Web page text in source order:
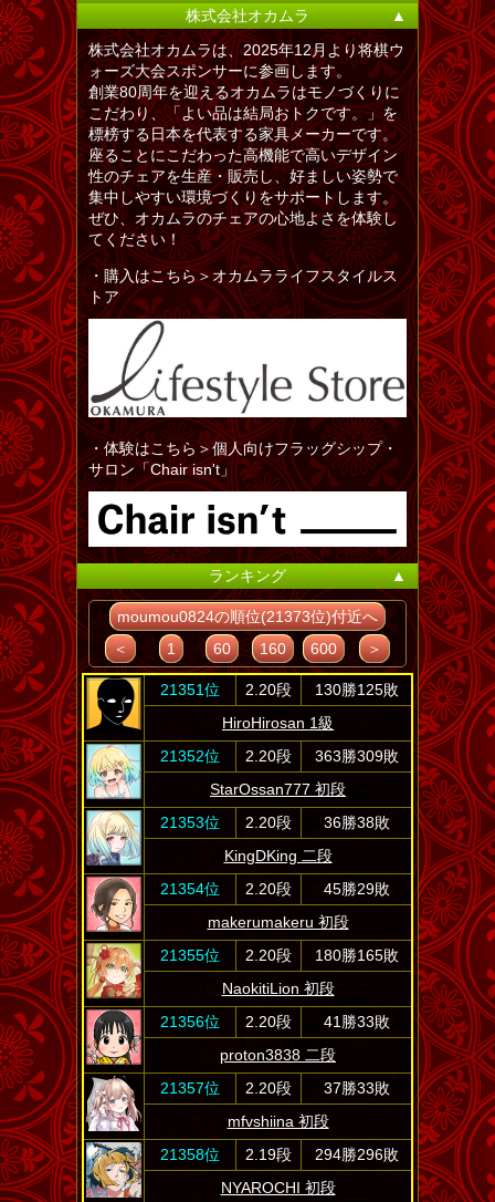
株式会社オカムラ
▲
株式会社オカムラは、2025年12月より将棋ウ
ォーズ大会スポンサーに参画します。
創業80周年を迎えるオカムラはモノづくりに
こだわり、「よい品は結局おトクです。」を
標榜する日本を代表する家具メーカーです。
座ることにこだわった高機能で高いデザイン
性のチェアを生産・販売し、好ましい姿勢で
集中しやすい環境づくりをサポートします。
ぜひ、オカムラのチェアの心地よさを体験し
てください！
・購入はこちら＞オカムラライフスタイルス
トア
・体験はこちら＞個人向けフラッグシップ・
サロン「Chair isn't」
ランキング ▲
moumou0824の順位(21373位)付近へ
＜
1 60 160 600 ＞
21351位 2.20段
130勝125敗
HiroHirosan 1級
21352位
2.20段
363勝309敗
StarOssan777 初段
21353位
2.20段
36勝38敗
KingDKing 二段
21354位
2.20段
45勝29敗
makerumakeru 初段
21355位
2.20段
180勝165敗
NaokitiLion 初段
21356位
2.20段
41勝33敗
proton3838 二段
21357位
2.20段
37勝33敗
mfvshiina 初段
21358位
2.19段
294勝296敗
NYAROCHI 初段